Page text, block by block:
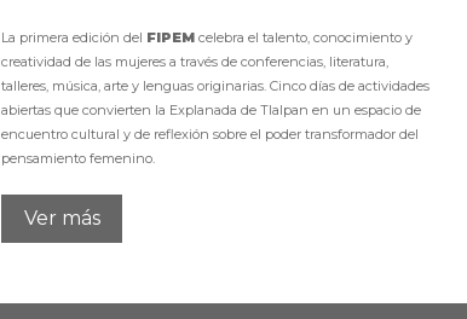
La primera edición del FIPEM celebra el talento, conocimiento y
creatividad de las mujeres a través de conferencias, literatura,
talleres, música, arte y lenguas originarias. Cinco días de actividades
abiertas que convierten la Explanada de Tlalpan en un espacio de
encuentro cultural y de reflexión sobre el poder transformador del
pensamiento femenino.
Ver más